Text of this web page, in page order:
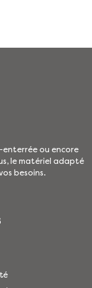
enterrée ou encore
le matériel adapté
besoins.